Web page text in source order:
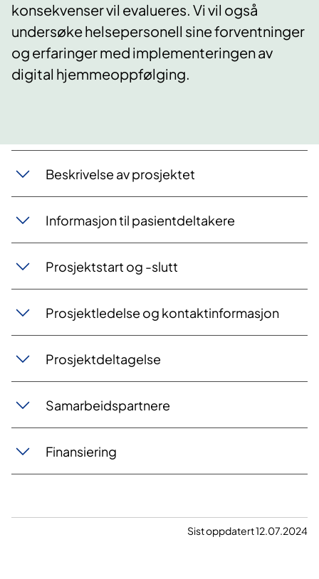
konsekvenser vil evalueres. Vi vil også
undersøke helsepersonell sine forventninger
og erfaringer med implementeringen av
digital hjemmeoppfølging.
Beskrivelse av prosjektet
Informasjon til pasientdeltakere
Prosjektstart og -slutt
Prosjektledelse og kontaktinformasjon
Prosjektdeltagelse
Samarbeidspartnere
Finansiering
Sist oppdatert 12.07.2024